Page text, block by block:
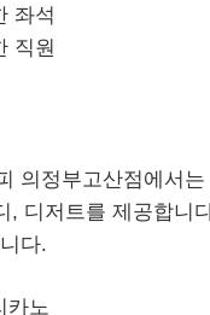
좌석
직원
의정부고산점에서는
, 디저트를 제공합니
다.
카노